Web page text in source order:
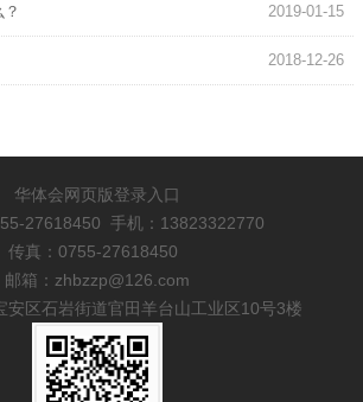
2019-01-15
2018-12-26
华体会网页版登录入口
27618450 手机：13823322770
传真：0755-27618450
邮箱：zhbzzp@126.com
安区石岩街道官田羊台山工业区10号3楼